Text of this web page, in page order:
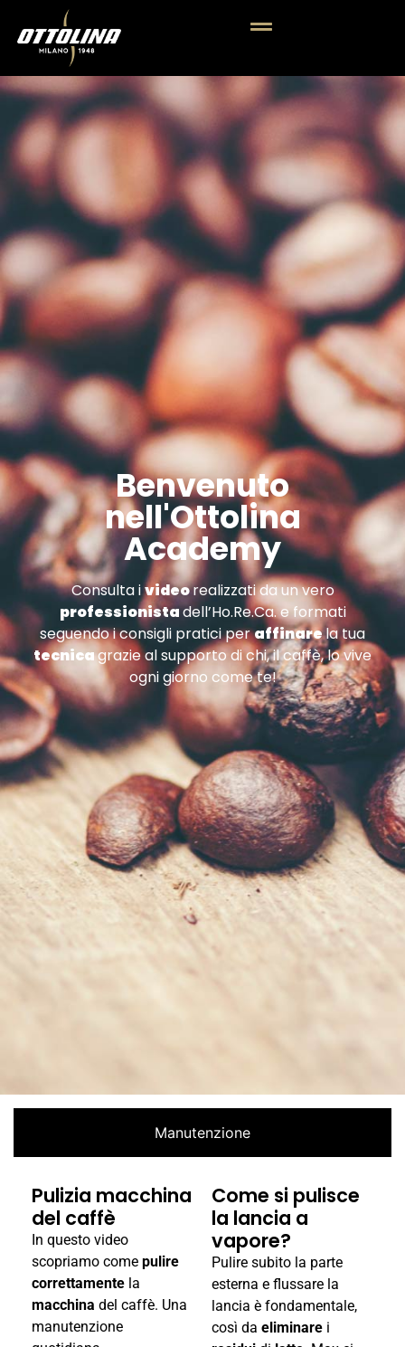
Benvenuto
nell'Ottolina
Academy
Consulta ivideorealizzati da un vero
professionistadell’Ho.Re.Ca. e formati
seguendo i consigli pratici peraffinarela tua
tecnicagrazie al supporto di chi, il caffè, lo vive
ogni giorno come te!
Manutenzione
Pulizia macchina
del caffè
In questo video
scopriamo come pulire
correttamente la
macchina del caffè. Una
manutenzione
Come si pulisce
la lancia a
vapore?
Pulire subito la parte
esterna e flussare la
lancia è fondamentale,
così da eliminare i